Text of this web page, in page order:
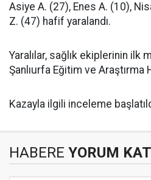
Asiye A. (27), Enes A. (10),
Z. (47) hafif yaralandı.
Yaralılar, sağlık ekiplerinin ilk
Şanlıurfa Eğitim ve Araştırma
Kazayla ilgili inceleme
HABERE YORUM KAT